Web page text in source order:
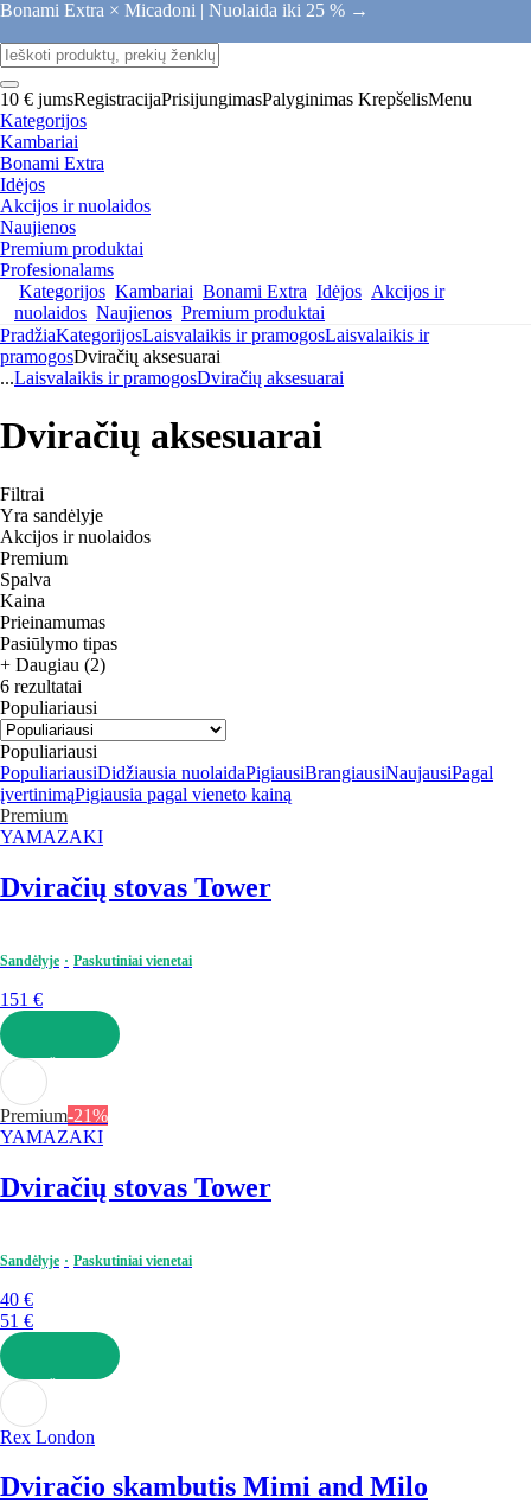
Bonami Extra × Micadoni | Nuolaida iki 25 % →
10 € jumsRegistracijaPrisijungimasPalyginimas KrepšelisMenu
Kategorijos
Kambariai
Bonami Extra
Idėjos
Akcijos ir nuolaidos
Naujienos
Premium produktai
Profesionalams
Kategorijos Kambariai Bonami Extra Idėjos Akcijos ir
nuolaidos Naujienos Premium produktai
PradžiaKategorijosLaisvalaikis ir pramogosLaisvalaikis ir
pramogosDviračių aksesuarai
...Laisvalaikis ir pramogosDviračių aksesuarai
Dviračių aksesuarai
Filtrai
Yra sandėlyje
Akcijos ir nuolaidos
Premium
Spalva
Kaina
Prieinamumas
Pasiūlymo tipas
+ Daugiau (2)
6 rezultatai
Populiariausi
Populiariausi
PopuliariausiDidžiausia nuolaidaPigiausiBrangiausiNaujausiPagal
įvertinimąPigiausia pagal vieneto kainą
Premium
YAMAZAKI
Dviračių stovas Tower
Sandėlyje Paskutiniai vienetai
151 €
Į KREPŠELĮ
Premium-21%
YAMAZAKI
Dviračių stovas Tower
Sandėlyje Paskutiniai vienetai
40 €
51 €
Į KREPŠELĮ
Rex London
Dviračio skambutis Mimi and Milo